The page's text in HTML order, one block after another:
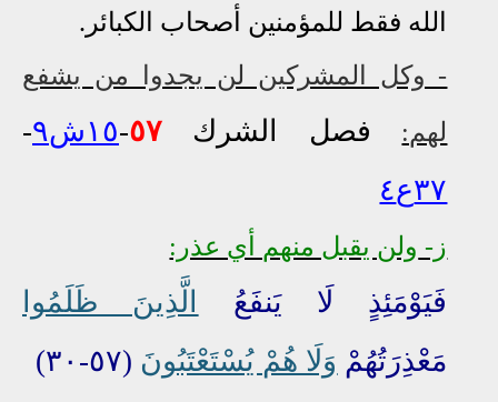
الله فقط للمؤمنين أصحاب الكبائر.
- وكل المشركين لن يجدوا من يشفع
لهم:
فصل الشرك ٥٧-١٥ش٩
-
٣٧ع٤
ز- ولن يقبل منهم أي عذر:
فَيَوْمَئِذٍ لَا يَنفَعُ
الَّذِينَ ظَلَمُوا
مَعْذِرَتُهُمْ وَلَا هُمْ يُسْتَعْتَبُونَ (٥٧-٣٠)